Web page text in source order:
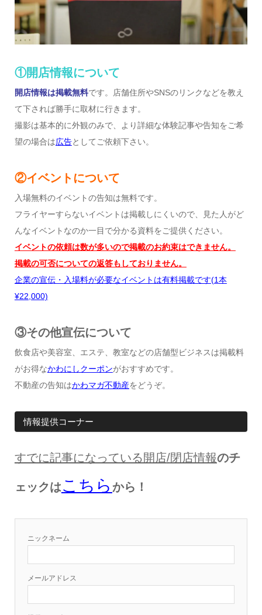
①開店情報について
開店情報は掲載無料です。店舗住所やSNSのリンクなどを教え
て下されば勝手に取材に行きます。
撮影は基本的に外観のみで、より詳細な体験記事や告知をご希
望の場合は広告としてご依頼下さい。
②イベントについて
入場無料のイベントの告知は無料です。
フライヤーすらないイベントは掲載しにくいので、見た人がど
んなイベントなのか一目で分かる資料をご提供ください。
イベントの依頼は数が多いので掲載のお約束はできません。
掲載の可否についての返答もしておりません。
企業の宣伝・入場料が必要なイベントは有料掲載です(1本
¥22,000)
③その他宣伝について
飲食店や美容室、エステ、教室などの店舗型ビジネスは掲載料
がお得なかわにしクーポンがおすすめです。
不動産の告知はかわマガ不動産をどうぞ。
情報提供コーナー
すでに記事になっている開店/閉店情報のチ
ェックはこちら から！
ニックネーム
メールアドレス